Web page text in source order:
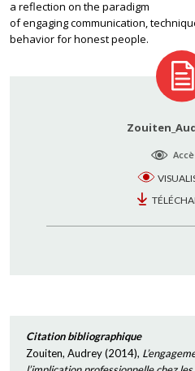
a reflection on the paradigm
of engaging communication,
behavior for honest people.
Citation bibliographique
Zouiten, Audrey(2014),